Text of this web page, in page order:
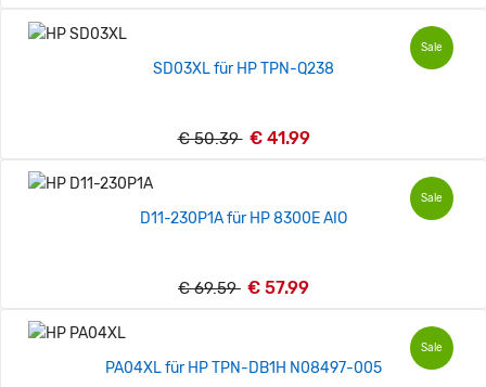
Sale
SD03XL für HP TPN-Q238
€ 50.39 € 41.99
Sale
D11-230P1A für HP 8300E AIO
€ 69.59 € 57.99
Sale
PA04XL für HP TPN-DB1H N08497-005